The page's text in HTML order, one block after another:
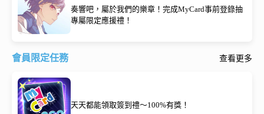
奏響吧，屬於我們的樂章！完成MyCard事前登錄抽
專屬限定應援禮！
會員限定任務 查看更多
天天都能領取簽到禮～100%有獎！